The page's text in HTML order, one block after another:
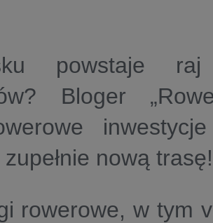
powstaje raj
Bloger
nową trasę!
rowerowe, w tym